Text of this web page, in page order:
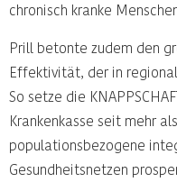
chronisch kranke
Prill betonte zudem den
Effektivität, der in
So setze die
Krankenkasse seit mehr
populationsbezogene
Gesundheitsnetzen